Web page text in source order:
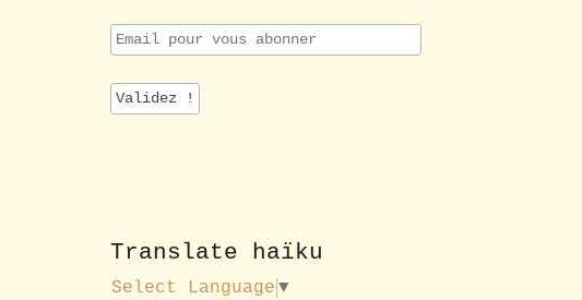
E
m
i
l
o
u
s
Translate haïku
Select Language ▼